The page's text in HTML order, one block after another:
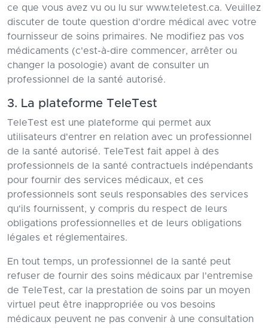
ce que vous avez vu ou lu sur www.teletest.ca. Veuillez
discuter de toute question d'ordre médical avec votre
fournisseur de soins primaires. Ne modifiez pas vos
médicaments (c'est-à-dire commencer, arrêter ou
changer la posologie) avant de consulter un
professionnel de la santé autorisé.
3. La plateforme TeleTest
TeleTest est une plateforme qui permet aux
utilisateurs d'entrer en relation avec un professionnel
de la santé autorisé. TeleTest fait appel à des
professionnels de la santé contractuels indépendants
pour fournir des services médicaux, et ces
professionnels sont seuls responsables des services
qu'ils fournissent, y compris du respect de leurs
obligations professionnelles et de leurs obligations
légales et réglementaires.
En tout temps, un professionnel de la santé peut
refuser de fournir des soins médicaux par l'entremise
de TeleTest, car la prestation de soins par un moyen
virtuel peut être inappropriée ou vos besoins
médicaux peuvent ne pas convenir à une consultation